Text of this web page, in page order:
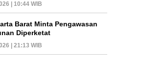
| 10:44 WIB
Barat Minta Pengawasan
Diperketat
| 21:13 WIB